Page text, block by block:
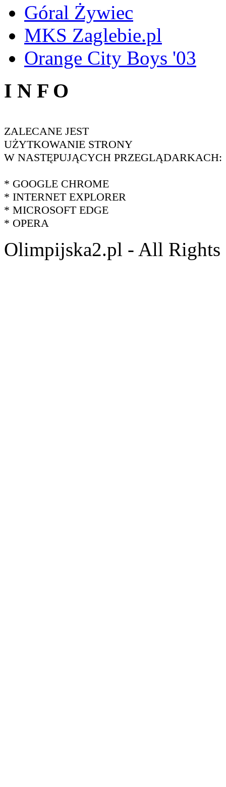
Góral Żywiec
MKS Zaglebie.pl
Orange City Boys '03
I N F O
ZALECANE JEST
UŻYTKOWANIE STRONY
W NASTĘPUJĄCYCH PRZEGLĄDARKACH:
* GOOGLE CHROME
* INTERNET EXPLORER
* MICROSOFT EDGE
* OPERA
Olimpijska2.pl - All Rights